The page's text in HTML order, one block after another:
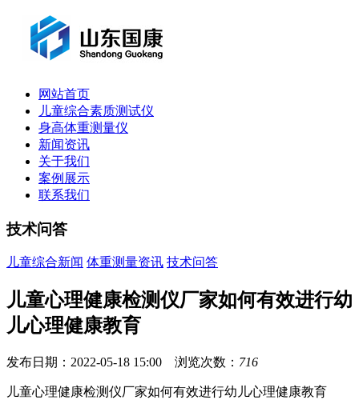
网站首页
儿童综合素质测试仪
身高体重测量仪
新闻资讯
关于我们
案例展示
联系我们
技术问答
儿童综合新闻 体重测量资讯 技术问答
儿童心理健康检测仪厂家如何有效进行幼
儿心理健康教育
发布日期：2022-05-18 15:00 浏览次数： 716
儿童心理健康检测仪厂家如何有效进行幼儿心理健康教育